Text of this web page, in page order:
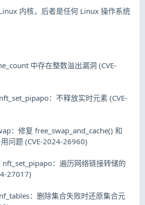
内核，后者是任何 Linux 操作系统
中存在整数溢出漏洞 (CVE-
：不释放实时元素 (CVE-
：修复 free_swap_and_cache() 和
问题 (CVE-2024-26960)
：遍历网络链接转储的
27017)
：删除集合失败时还原集合元